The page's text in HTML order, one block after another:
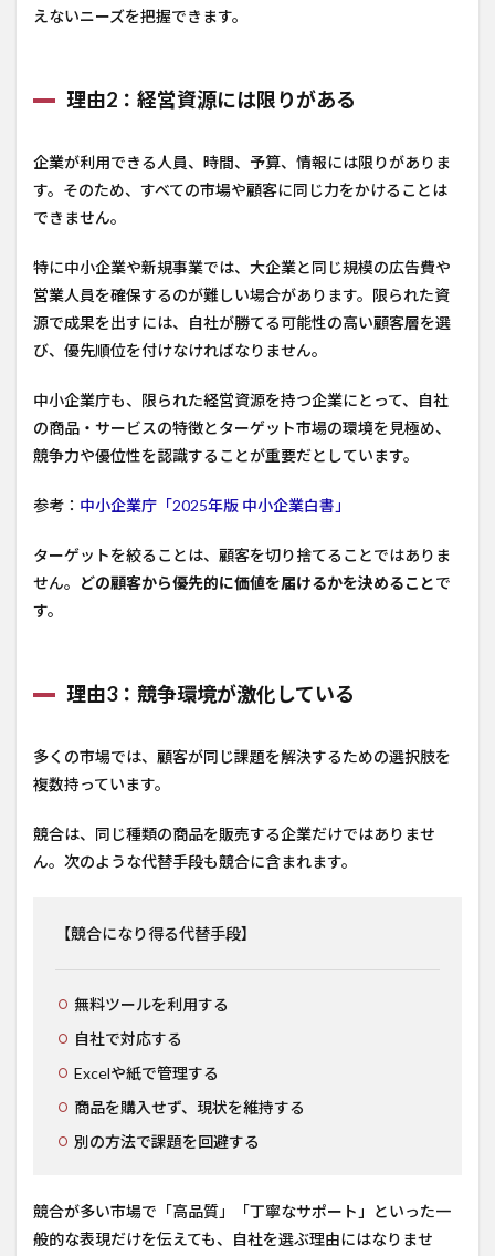
えないニーズを把握できます。
理由2：経営資源には限りがある
企業が利用できる人員、時間、予算、情報には限りがありま
す。そのため、すべての市場や顧客に同じ力をかけることは
できません。
特に中小企業や新規事業では、大企業と同じ規模の広告費や
営業人員を確保するのが難しい場合があります。限られた資
源で成果を出すには、自社が勝てる可能性の高い顧客層を選
び、優先順位を付けなければなりません。
中小企業庁も、限られた経営資源を持つ企業にとって、自社
の商品・サービスの特徴とターゲット市場の環境を見極め、
競争力や優位性を認識することが重要だとしています。
参考： 中小企業庁「2025年版 中小企業白書」
ターゲットを絞ることは、顧客を切り捨てることではありま
せん。
どの顧客から優先的に価値を届けるかを決めることで
す。
理由3：競争環境が激化している
多くの市場では、顧客が同じ課題を解決するための選択肢を
複数持っています。
競合は、同じ種類の商品を販売する企業だけではありませ
ん。次のような代替手段も競合に含まれます。
【競合になり得る代替手段】
無料ツールを利用する
自社で対応する
Excelや紙で管理する
商品を購入せず、現状を維持する
別の方法で課題を回避する
競合が多い市場で「高品質」「丁寧なサポート」といった一
般的な表現だけを伝えても、自社を選ぶ理由にはなりませ